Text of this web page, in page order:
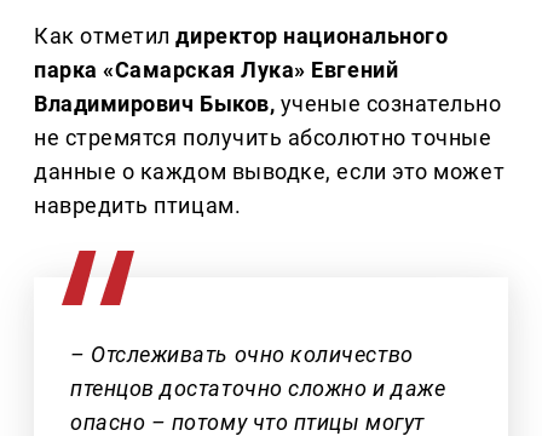
Как отметилдиректор национального
парка «Самарская Лука» Евгений
Владимирович Быков, ученые сознательно
не стремятся получить абсолютно точные
данные о каждом выводке, если это может
навредить птицам.
– Отслеживать очно количество
птенцов достаточно сложно и даже
опасно – потому что птицы могут